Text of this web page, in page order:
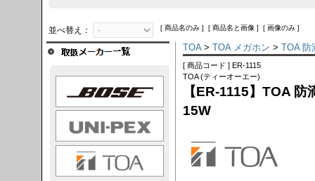
並べ替え： [ 商品名のみ ] [ 商品名と画像 ] [ 画像のみ ]
TOA> TOA メガホン > TOA 防
[ 商品コード ] ER-1115
TOA (ティーオーエー)
【ER-1115】TOA
15W